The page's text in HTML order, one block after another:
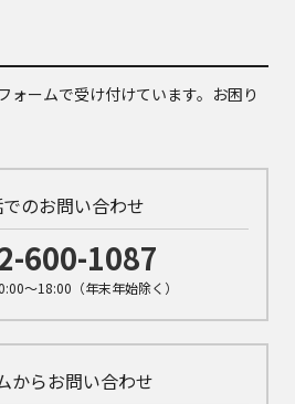
ォームで受け付けています。お困り
のお問い合わせ
600-1087
～18:00（年末年始除く）
からお問い合わせ